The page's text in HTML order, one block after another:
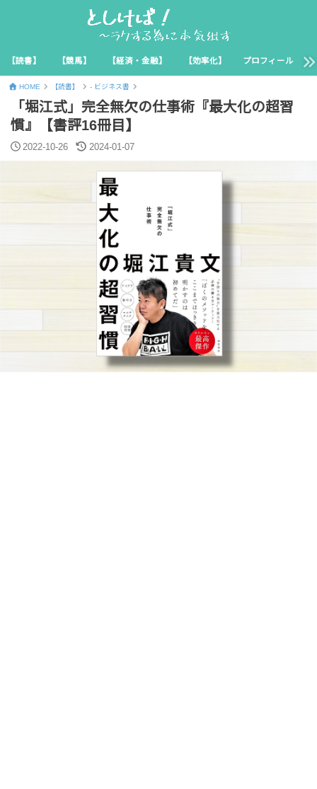
【読書】 【競馬】 【経済・金融】 【効率化】 プロフィール
HOME 【読書】 - ビジネス書
「堀江式」完全無欠の仕事術『最大化の超習
慣』【書評16冊目】
2022-10-26 2024-01-07